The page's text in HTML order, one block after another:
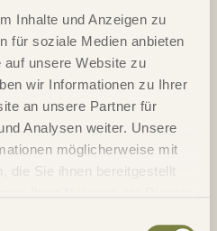
Inhalte und Anzeigen zu
für soziale Medien anbieten
auf unsere Website zu
wir Informationen zu Ihrer
an unsere Partner für
Analysen weiter. Unsere
möglicherweise mit
die Sie ihnen bereitgestellt
am Strand von
Sie sich wie in 1001 Nacht,
und Lärm der Met...
Details